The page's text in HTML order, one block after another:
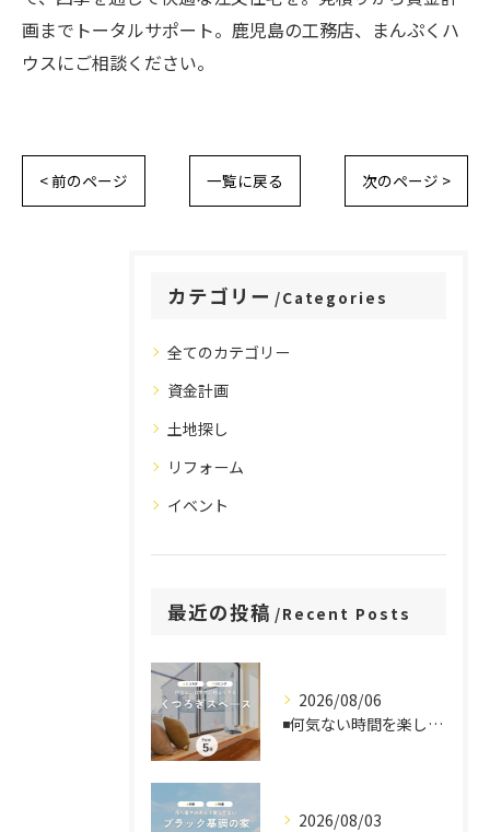
画までトータルサポート。鹿児島の工務店、まんぷくハ
ウスにご相談ください。
< 前のページ 一覧に戻る 次のページ >
カテゴリー Categories
全てのカテゴリー
資金計画
土地探し
リフォーム
イベント
最近の投稿 Recent Posts
2026/08/06
◾️何気ない時間を楽しむ、くつろぎスペース
2026/08/03